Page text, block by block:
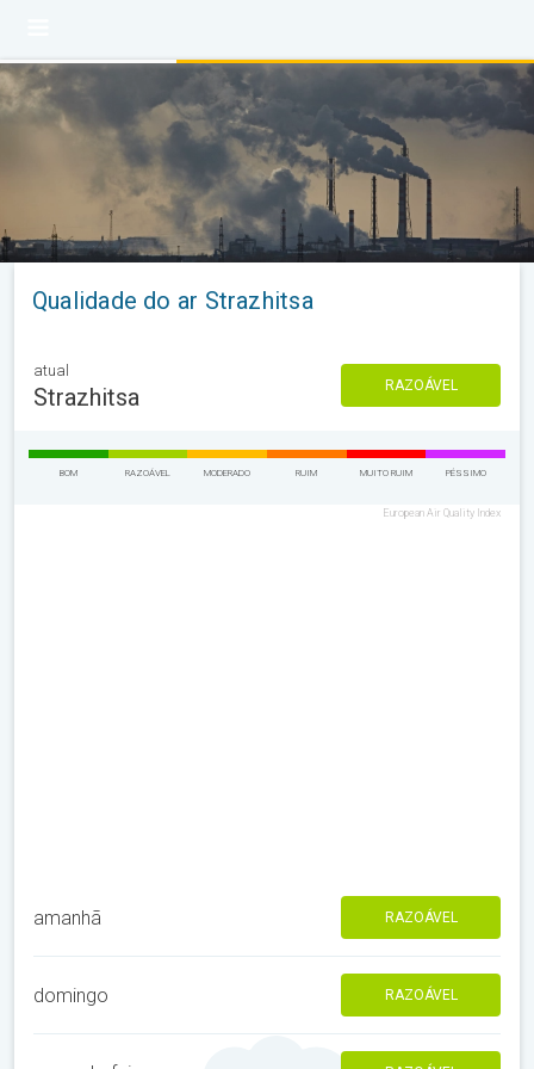
Qualidade do ar Strazhitsa
atual
Strazhitsa RAZOÁVEL
BOM RAZOÁVEL MODERADO RUIM MUITO RUIM PÉSSIMO
European Air Quality Index
amanhã RAZOÁVEL
domingo RAZOÁVEL